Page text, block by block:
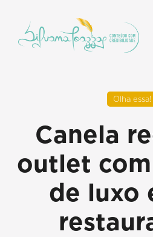
Olha essa!
Canela
outlet
de luxo